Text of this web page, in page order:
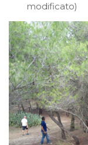
modificato)